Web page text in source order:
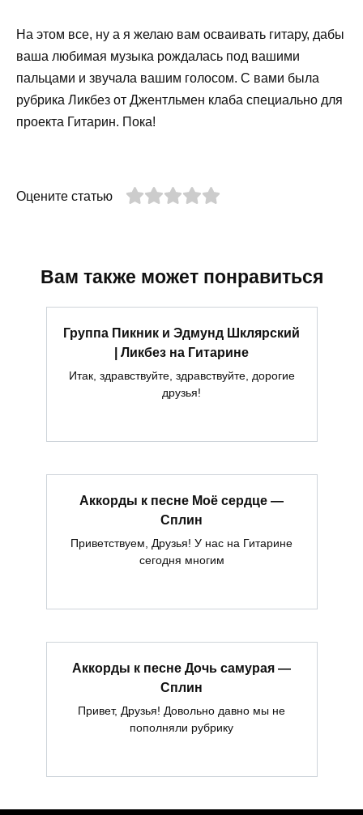
На этом все, ну а я желаю вам осваивать гитару, дабы
ваша любимая музыка рождалась под вашими
пальцами и звучала вашим голосом. С вами была
рубрика Ликбез от Джентльмен клаба специально для
проекта Гитарин. Пока!
Оцените статью
Вам также может понравиться
Группа Пикник и Эдмунд Шклярский
| Ликбез на Гитарине
Итак, здравствуйте, здравствуйте, дорогие
друзья!
Аккорды к песне Моё сердце —
Сплин
Приветствуем, Друзья! У нас на Гитарине
сегодня многим
Аккорды к песне Дочь самурая —
Сплин
Привет, Друзья! Довольно давно мы не
пополняли рубрику